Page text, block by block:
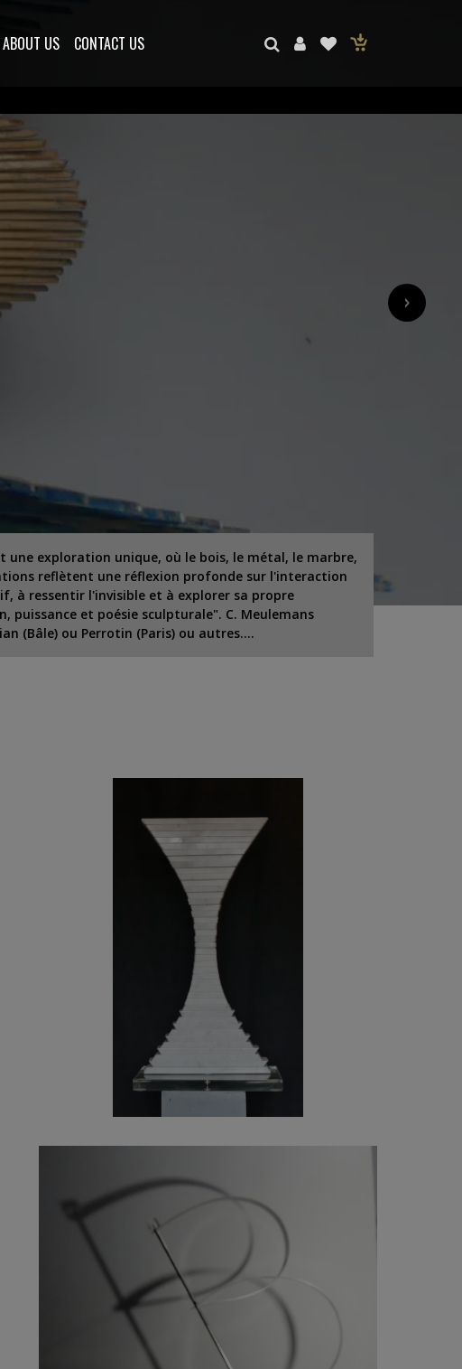
ABOUT US CONTACT US
›
une exploration unique, où le bois, le métal, le marbre,
reflètent une réflexion profonde sur l'interaction
à ressentir l'invisible et à explorer sa propre
et poésie sculpturale". C. Meulemans
(Bâle) ou Perrotin (Paris) ou autres....
9 000
1 300